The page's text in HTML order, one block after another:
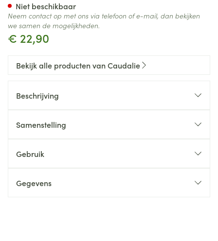
€ 22,90
Niet beschikbaar
Neem contact op met ons via telefoon of e-mail, dan bekijken
we samen de mogelijkheden.
Bekijk alle producten van Caudalie
Beschrijving
Samenstelling
Gebruik
Gegevens